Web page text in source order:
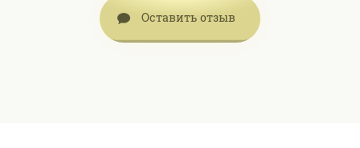
Оставить отзыв